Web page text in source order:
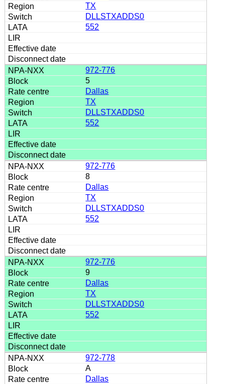
TX
DLLSTXADDS0
552
972-776
5
Dallas
TX
DLLSTXADDS0
552
972-776
8
Dallas
TX
DLLSTXADDS0
552
972-776
9
Dallas
TX
DLLSTXADDS0
552
972-778
A
Dallas